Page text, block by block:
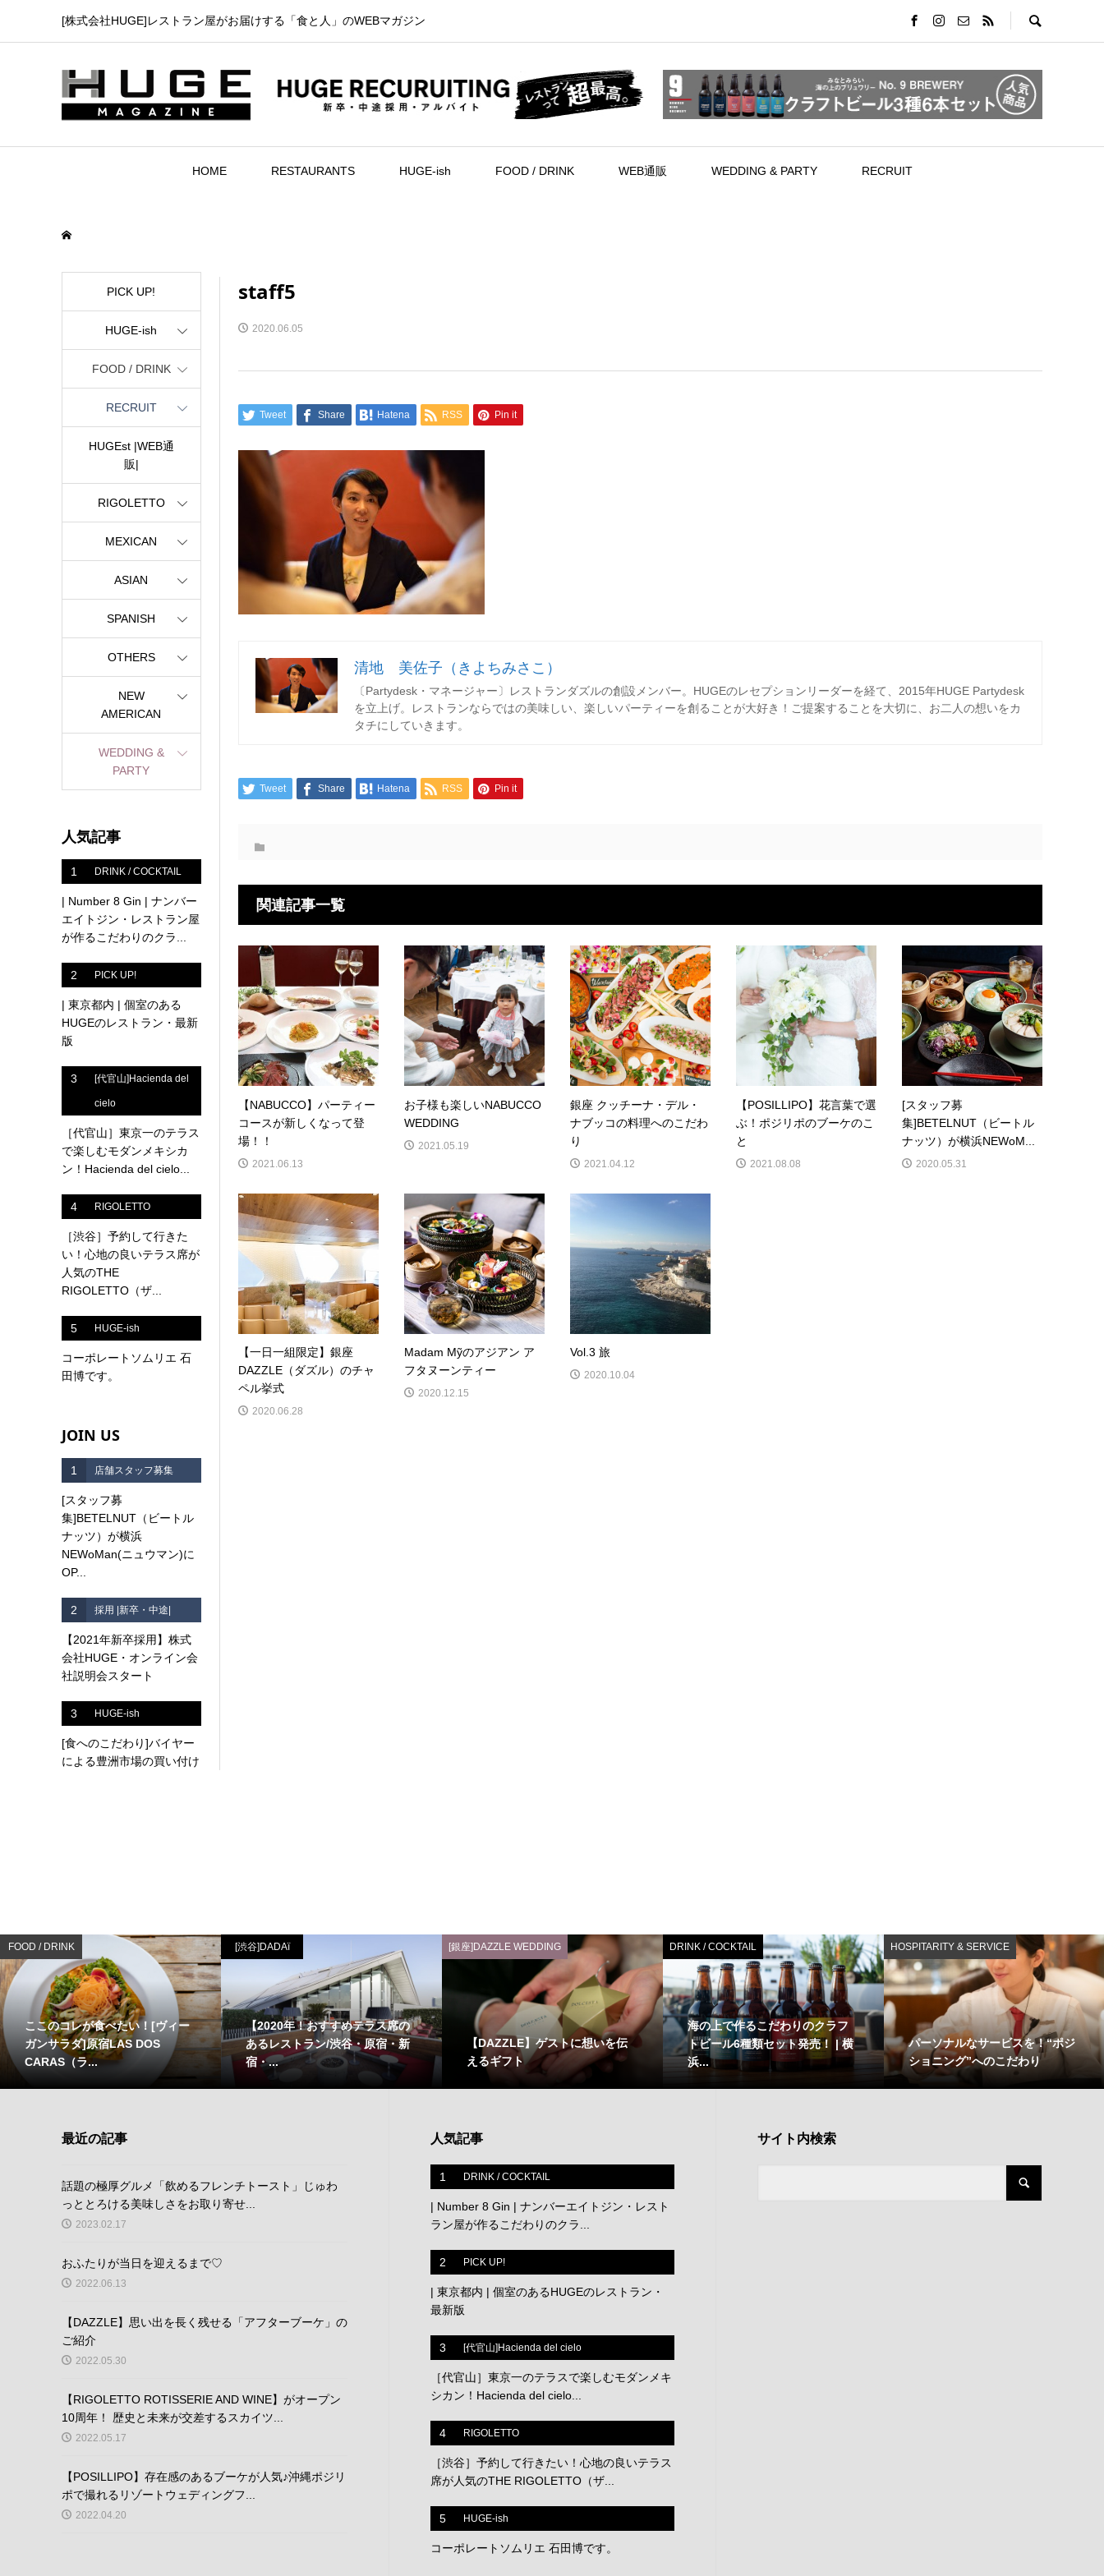
[株式会社HUGE]レストラン屋がお届けする「食と人」のWEBマガジン
HOME RESTAURANTS HUGE-ish FOOD / DRINK WEB通販 WEDDING & PARTY RECRUIT
staff5
2020.06.05
Tweet Share Hatena RSS Pin it
清地 美佐子（きよちみさこ）
〔Partydesk・マネージャー〕レストランダズルの創設メンバー。HUGEのレセプションリーダーを経て、2015年HUGE Partydesk
を立上げ。レストランならではの美味しい、楽しいパーティーを創ることが大好き！ご提案することを大切に、お二人の想いをカ
タチにしていきます。
Tweet Share Hatena RSS Pin it
関連記事一覧
【NABUCCO】パーティー
コースが新しくなって登
場！！
2021.06.13
お子様も楽しいNABUCCO
WEDDING
2021.05.19
銀座 クッチーナ・デル・
ナブッコの料理へのこだわ
り
2021.04.12
【POSILLIPO】花言葉で選
ぶ！ポジリポのブーケのこ
と
2021.08.08
[スタッフ募
集]BETELNUT（ビートル
ナッツ）が横浜NEWoM...
2020.05.31
【一日一組限定】銀座
DAZZLE（ダズル）のチャ
ペル挙式
2020.06.28
Madam Mỹのアジアン ア
フタヌーンティー
2020.12.15
Vol.3 旅
2020.10.04
PICK UP!
HUGE-ish
FOOD / DRINK
RECRUIT
HUGEst |WEB通
販|
RIGOLETTO
MEXICAN
ASIAN
SPANISH
OTHERS
NEW
AMERICAN
WEDDING &
PARTY
人気記事
1 DRINK / COCKTAIL
| Number 8 Gin | ナンバー
エイトジン・レストラン屋
が作るこだわりのクラ...
2 PICK UP!
| 東京都内 | 個室のある
HUGEのレストラン・最新
版
3 [代官山]Hacienda del
cielo
［代官山］東京一のテラス
で楽しむモダンメキシカ
ン！Hacienda del cielo...
4 RIGOLETTO
［渋谷］予約して行きた
い！心地の良いテラス席が
人気のTHE
RIGOLETTO（ザ...
5 HUGE-ish
コーポレートソムリエ 石
田博です。
JOIN US
1 店舗スタッフ募集
[スタッフ募
集]BETELNUT（ビートル
ナッツ）が横浜
NEWoMan(ニュウマン)に
OP...
2 採用 |新卒・中途|
【2021年新卒採用】株式
会社HUGE・オンライン会
社説明会スタート
3 HUGE-ish
[食へのこだわり]バイヤー
による豊洲市場の買い付け
FOOD / DRINK
ここのコレが食べたい！[ヴィー
ガンサラダ]原宿LAS DOS
CARAS（ラ...
[渋谷]DADAï
【2020年！おすすめテラス席の
あるレストラン/渋谷・原宿・新
宿・...
[銀座]DAZZLE WEDDING
【DAZZLE】ゲストに想いを伝
えるギフト
DRINK / COCKTAIL
海の上で作るこだわりのクラフ
トビール6種類セット発売！ | 横
浜...
HOSPITARITY & SERVICE
パーソナルなサービスを！“ポジ
ショニング”へのこだわり
最近の記事
話題の極厚グルメ「飲めるフレンチトースト」じゅわ
っととろける美味しさをお取り寄せ...
2023.02.17
おふたりが当日を迎えるまで♡
2022.06.13
【DAZZLE】思い出を長く残せる「アフターブーケ」の
ご紹介
2022.05.30
【RIGOLETTO ROTISSERIE AND WINE】がオープン
10周年！ 歴史と未来が交差するスカイツ...
2022.05.17
【POSILLIPO】存在感のあるブーケが人気♪沖縄ポジリ
ポで撮れるリゾートウェディングフ...
2022.04.20
人気記事
1 DRINK / COCKTAIL
| Number 8 Gin | ナンバーエイトジン・レスト
ラン屋が作るこだわりのクラ...
2 PICK UP!
| 東京都内 | 個室のあるHUGEのレストラン・
最新版
3 [代官山]Hacienda del cielo
［代官山］東京一のテラスで楽しむモダンメキ
シカン！Hacienda del cielo...
4 RIGOLETTO
［渋谷］予約して行きたい！心地の良いテラス
席が人気のTHE RIGOLETTO（ザ...
5 HUGE-ish
コーポレートソムリエ 石田博です。
サイト内検索